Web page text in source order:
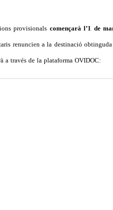
provisionals començarà l’1 de
renuncien a la destinació obtinguda
a través de la plataforma OVIDOC: